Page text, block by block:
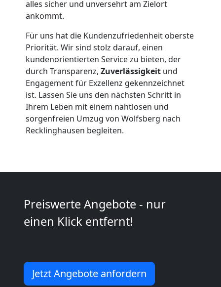
alles sicher und unversehrt am Zielort
ankommt.
Für uns hat die Kundenzufriedenheit oberste
Priorität. Wir sind stolz darauf, einen
kundenorientierten Service zu bieten, der
durch Transparenz, Zuverlässigkeit und
Engagement für Exzellenz gekennzeichnet
ist. Lassen Sie uns den nächsten Schritt in
Ihrem Leben mit einem nahtlosen und
sorgenfreien Umzug von Wolfsberg nach
Recklinghausen begleiten.
Preiswerte Angebote - nur
einen Klick entfernt!
Jetzt Angebote anfordern
Wolfsberg
Beiladung
Wolfsberg
Mini
Wolfsberg
Umzug
Mann